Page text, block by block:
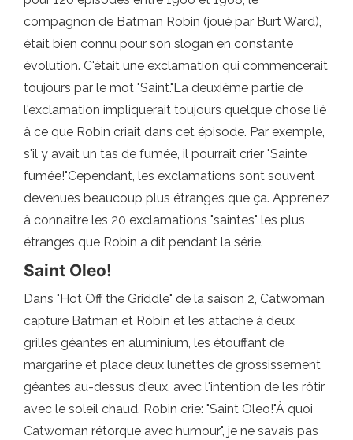
compagnon de Batman Robin (joué par Burt Ward),
était bien connu pour son slogan en constante
évolution. C'était une exclamation qui commencerait
toujours par le mot "Saint."La deuxième partie de
l'exclamation impliquerait toujours quelque chose lié
à ce que Robin criait dans cet épisode. Par exemple,
s'il y avait un tas de fumée, il pourrait crier "Sainte
fumée!"Cependant, les exclamations sont souvent
devenues beaucoup plus étranges que ça. Apprenez
à connaître les 20 exclamations "saintes" les plus
étranges que Robin a dit pendant la série.
Saint Oleo!
Dans "Hot Off the Griddle" de la saison 2, Catwoman
capture Batman et Robin et les attache à deux
grilles géantes en aluminium, les étouffant de
margarine et place deux lunettes de grossissement
géantes au-dessus d'eux, avec l'intention de les rôtir
avec le soleil chaud. Robin crie: "Saint Oleo!"À quoi
Catwoman rétorque avec humour", je ne savais pas